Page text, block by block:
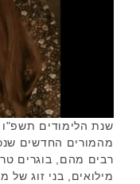
מהמורים החדשים
רבים מהם, בוגרים
מילואים, בני זוג של